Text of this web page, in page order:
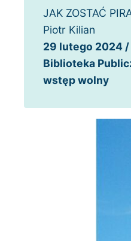
JAK ZOSTAĆ
Piotr Kilian
29 lutego 2024
Biblioteka
wstęp wolny